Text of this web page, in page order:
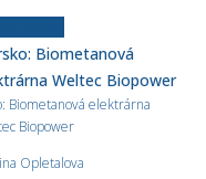
Biometanová elektrárna
Biopower
Opletalova